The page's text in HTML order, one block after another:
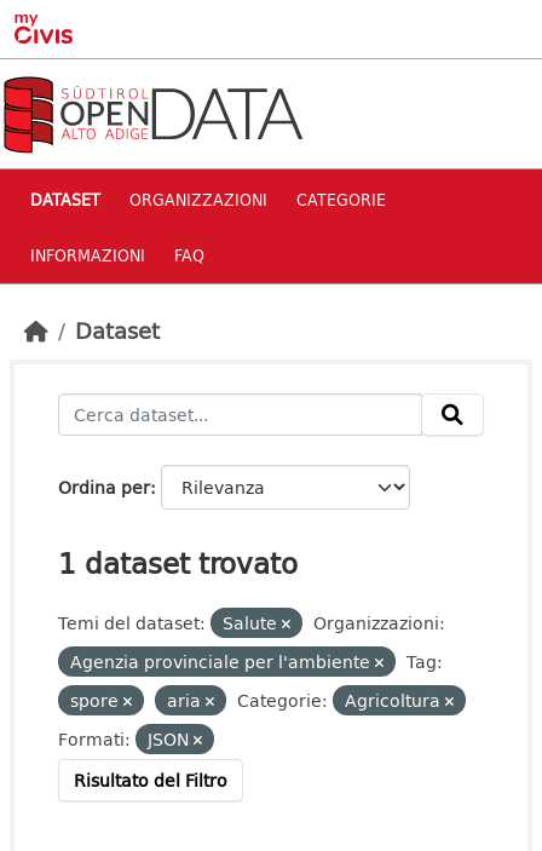
Skip to main content
DATASET ORGANIZZAZIONI CATEGORIE
INFORMAZIONI FAQ
Dataset
Ordina per
1 dataset trovato
Temi del dataset: Salute
Organizzazioni:
Agenzia provinciale per l'ambiente
Tag:
spore
aria Categorie:
Agricoltura
Formati:
JSON
Risultato del Filtro